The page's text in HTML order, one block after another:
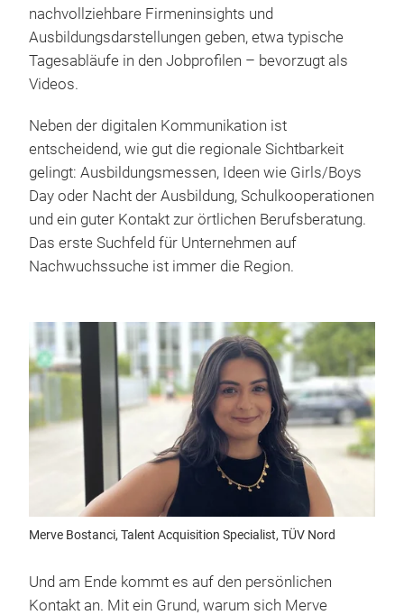
nachvollziehbare Firmeninsights und
Ausbildungsdarstellungen geben, etwa typische
Tagesabläufe in den Jobprofilen – bevorzugt als
Videos.
Neben der digitalen Kommunikation ist
entscheidend, wie gut die regionale Sichtbarkeit
gelingt: Ausbildungsmessen, Ideen wie Girls/Boys
Day oder Nacht der Ausbildung, Schulkooperationen
und ein guter Kontakt zur örtlichen Berufsberatung.
Das erste Suchfeld für Unternehmen auf
Nachwuchssuche ist immer die Region.
Merve Bostanci, Talent Acquisition Specialist, TÜV Nord
Und am Ende kommt es auf den persönlichen
Kontakt an. Mit ein Grund, warum sich Merve